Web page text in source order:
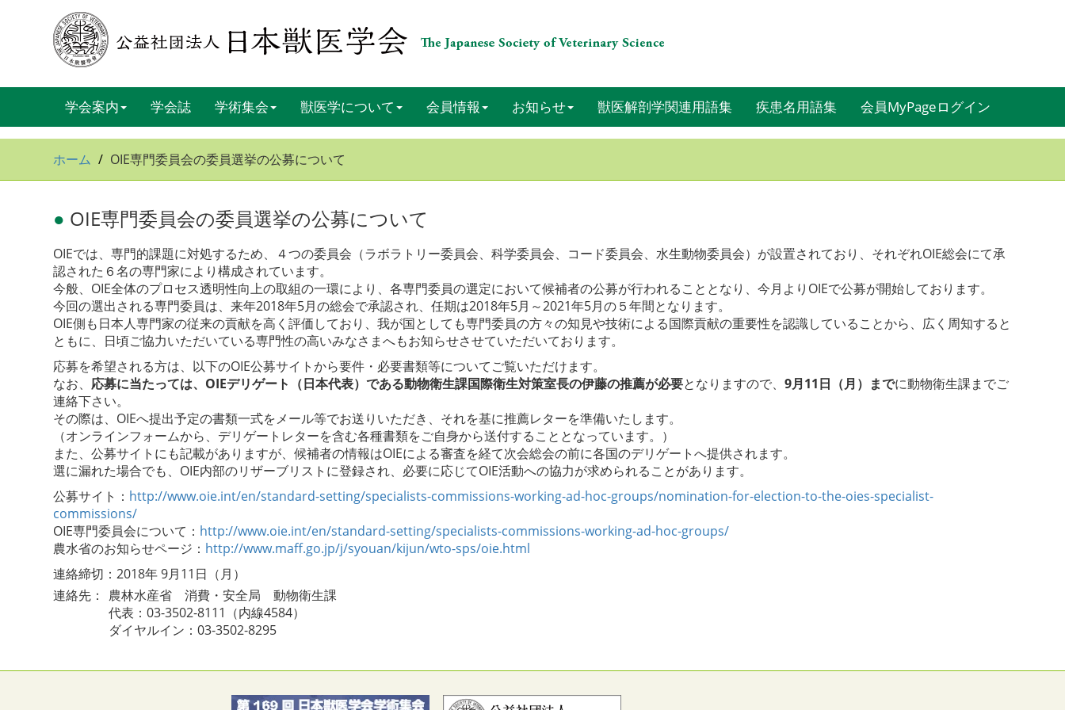
学会案内 学会誌 学術集会 獣医学について 会員情報 お知らせ 獣医解剖学関連用語集 疾患名用語集 会員MyPageログイン
ホーム OIE専門委員会の委員選挙の公募について
● OIE専門委員会の委員選挙の公募について
OIEでは、専門的課題に対処するため、４つの委員会（ラボラトリー委員会、科学委員会、コード委員会、水生動物委員会）が設置されており、それぞれOIE総会にて承
認された６名の専門家により構成されています。
今般、OIE全体のプロセス透明性向上の取組の一環により、各専門委員の選定において候補者の公募が行われることとなり、今月よりOIEで公募が開始しております。
今回の選出される専門委員は、来年2018年5月の総会で承認され、任期は2018年5月～2021年5月の５年間となります。
OIE側も日本人専門家の従来の貢献を高く評価しており、我が国としても専門委員の方々の知見や技術による国際貢献の重要性を認識していることから、広く周知すると
ともに、日頃ご協力いただいている専門性の高いみなさまへもお知らせさせていただいております。
応募を希望される方は、以下のOIE公募サイトから要件・必要書類等についてご覧いただけます。
なお、 応募に当たっては、OIEデリゲート（日本代表）である動物衛生課国際衛生対策室長の伊藤の推薦が必要となりますので、9月11日（月）までに動物衛生課までご
連絡下さい。
その際は、OIEへ提出予定の書類一式をメール等でお送りいただき、それを基に推薦レターを準備いたします。
（オンラインフォームから、デリゲートレターを含む各種書類をご自身から送付することとなっています。）
また、公募サイトにも記載がありますが、候補者の情報はOIEによる審査を経て次会総会の前に各国のデリゲートへ提供されます。
選に漏れた場合でも、OIE内部のリザーブリストに登録され、必要に応じてOIE活動への協力が求められることがあります。
公募サイト： http://www.oie.int/en/standard-setting/specialists-commissions-working-ad-hoc-groups/nomination-for-election-to-the-oies-specialist-
commissions/
OIE専門委員会について： http://www.oie.int/en/standard-setting/specialists-commissions-working-ad-hoc-groups/
農水省のお知らせページ： http://www.maff.go.jp/j/syouan/kijun/wto-sps/oie.html
連絡締切：2018年 9月11日（月）
連絡先：
農林水産省 消費・安全局 動物衛生課
代表：03-3502-8111（内線4584）
ダイヤルイン：03-3502-8295